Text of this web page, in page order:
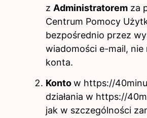
z Administratorem za
Centrum Pomocy
bezpośrednio przez
wiadomości e-mail, nie
konta.
Kontow https://
działania w https://
jak w szczególności